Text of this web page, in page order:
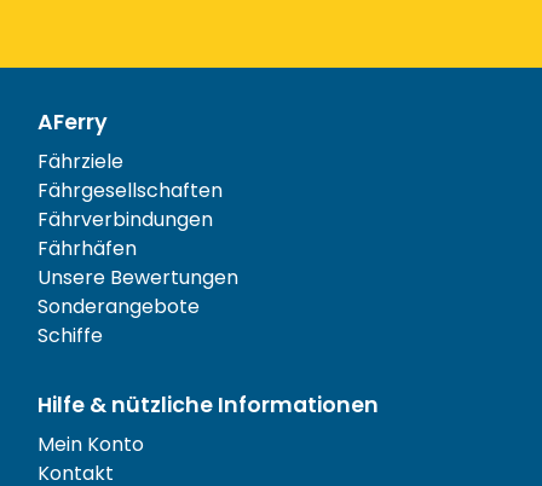
AFerry
Fährziele
Fährgesellschaften
Fährverbindungen
Fährhäfen
Unsere Bewertungen
Sonderangebote
Schiffe
Hilfe & nützliche Informationen
Mein Konto
Kontakt